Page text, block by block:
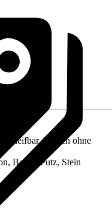
Fliesen ohne
Beton, Putz, Stein